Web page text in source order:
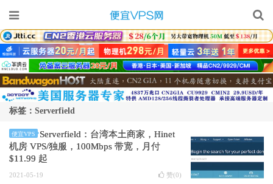
标签：Serverfield
便宜VPS
Serverfield：台湾本土商家，Hinet
机房 VPS/独服，100Mbps 带宽，月付
$11.99 起
2021-05-19 赞(0)